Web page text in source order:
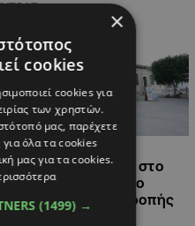
19:37
υπαγωγή του ΑΞΙΚ στο
στο επίκεντρο
της Επιτροπής
Παιδείας
×
cookies
cookies για
των χρηστών.
μας, παρέχετε
όλα τα cookies
μας για τα cookies.
(1499) →